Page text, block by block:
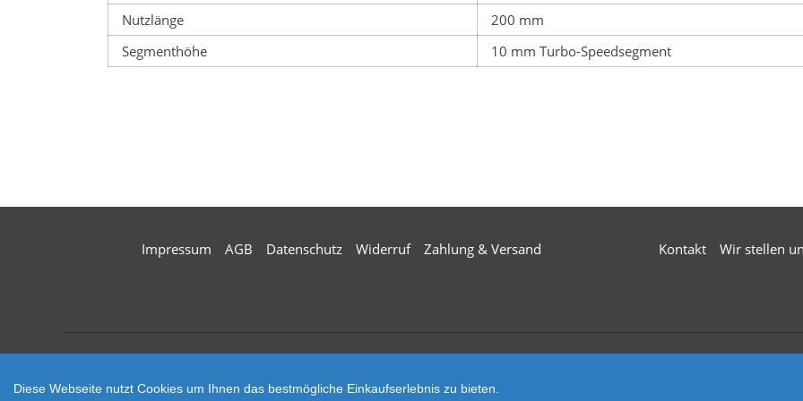
Nutzlänge
200 mm
Segmenthöhe
10 mm Turbo-Speedsegment
Impressum AGB Datenschutz Widerruf Zahlung & Versand Kontakt Wir stellen
Diese Webseite nutzt Cookies um Ihnen das bestmögliche Einkaufserlebnis zu bieten.